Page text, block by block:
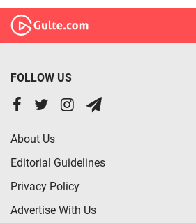
FOLLOW US
About Us
Editorial Guidelines
Privacy Policy
Advertise With Us